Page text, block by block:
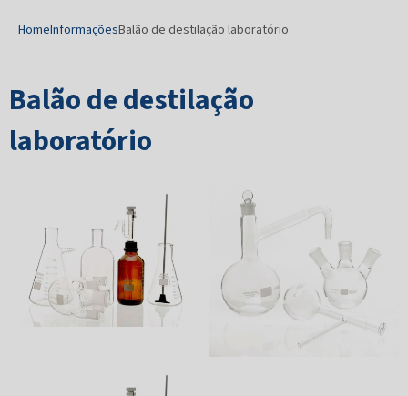
HomeInformaçõesBalão de destilação laboratório
Balão de destilação
laboratório